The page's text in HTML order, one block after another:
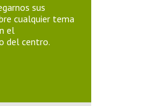
sus
cualquier tema
el
del centro.